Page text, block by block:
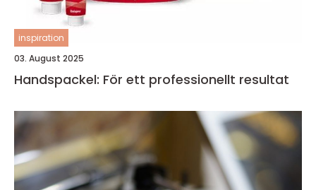
inspiration
03. August 2025
Handspackel: För ett professionellt resultat